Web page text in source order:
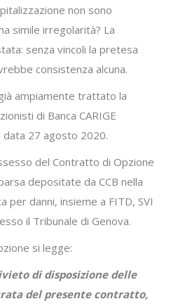
non sono
simile irregolarità? La
senza vincoli la pretesa
consistenza alcuna.
ampiamente trattato la
di Banca CARIGE
27 agosto 2020.
del Contratto di Opzione
depositate da CCB nella
per danni, insieme a FITD, SVI
il Tribunale di Genova.
si legge:
di disposizione delle
del presente contratto,